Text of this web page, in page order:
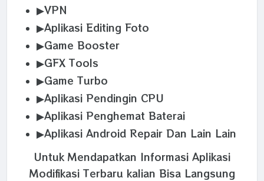
▶VPN
▶Aplikasi Editing Foto
▶Game Booster
▶GFX Tools
▶Game Turbo
▶Aplikasi Pendingin CPU
▶Aplikasi Penghemat Baterai
▶Aplikasi Android Repair Dan Lain Lain
Untuk Mendapatkan Informasi Aplikasi
Modifikasi Terbaru kalian Bisa Langsung